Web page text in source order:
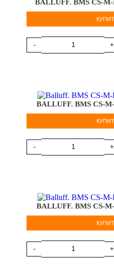
BALLUFF. BMS CS-
- +
BALLUFF. BMS CS-
- +
BALLUFF. BMS CS-
- +